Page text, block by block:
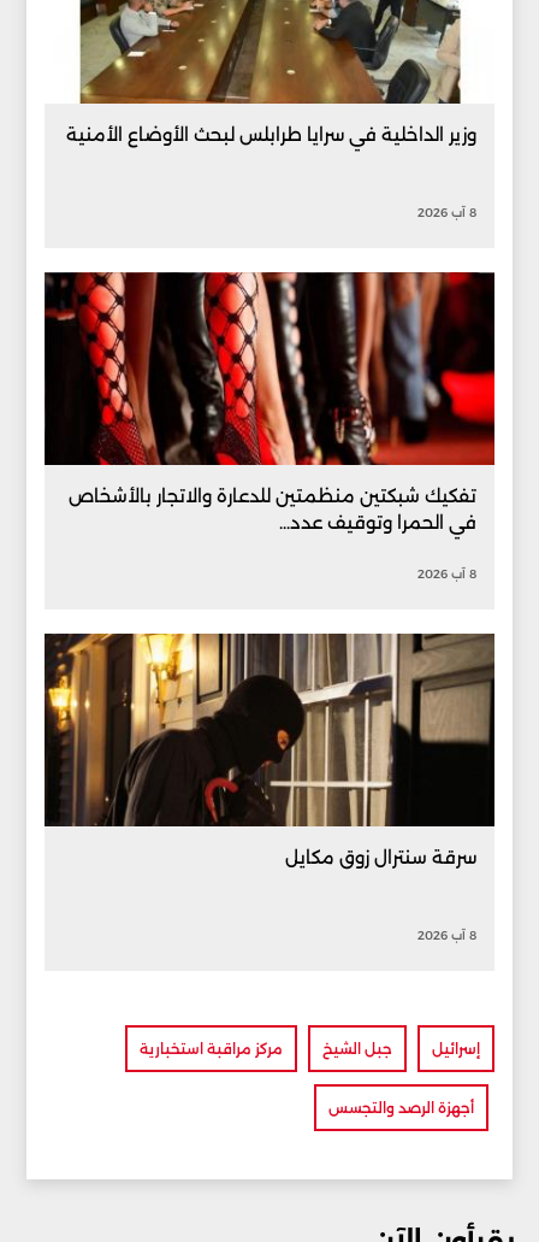
وزير الداخلية في سرايا طرابلس لبحث الأوضاع الأمنية
8 آب 2026
تفكيك شبكتين منظمتين للدعارة والاتجار بالأشخاص
في الحمرا وتوقيف عدد...
8 آب 2026
سرقة سنترال زوق مكايل
8 آب 2026
إسرائيل جبل الشيخ مركز مراقبة استخبارية
أجهزة الرصد والتجسس